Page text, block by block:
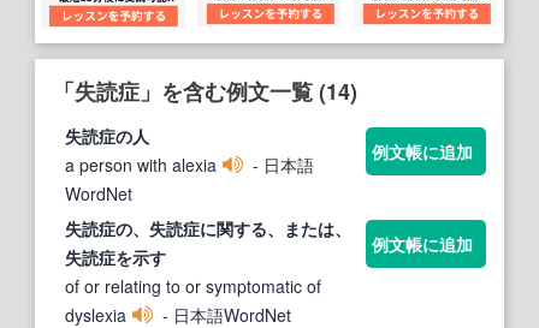
「失読症」を含む例文一覧 (14)
失読症の人
a person with alexia
- 日本語
WordNet
例文帳に追加
失読症の、 失読症に関する、または、
失読症を示す
of or relating to or symptomatic of
dyslexia
- 日本語WordNet
例文帳に追加